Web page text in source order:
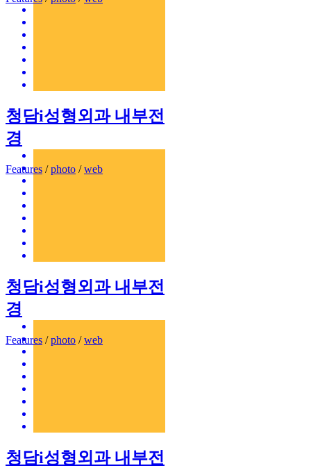
청담i성형외과 내부전
경
Features /photo /web
청담i성형외과 내부전
경
Features /photo /web
청담i성형외과 내부전